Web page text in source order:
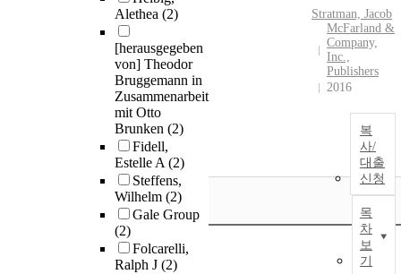
Alethea (2)
[herausgegeben
von] Theodor
Bruggemann in
Zusammenarbeit
mit Otto
Brunken (2)
Fidell,
Estelle A(2)
Steffens,
Wilhelm (2)
Gale Group
(2)
Folcarelli,
Ralph J (2)
Stratman, Jacob
McFarland &
Company,
Inc.,
Publishers
2016
복
사/
대출
신청
목
차
보
기